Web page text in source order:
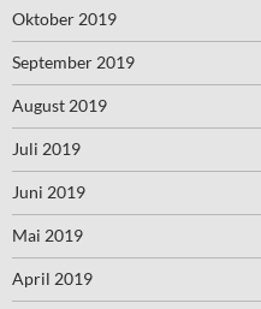
Oktober 2019
September 2019
August 2019
Juli 2019
Juni 2019
Mai 2019
April 2019